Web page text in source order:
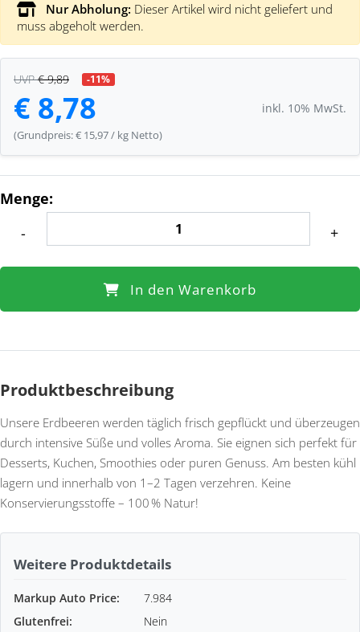
Nur Abholung: Dieser Artikel wird nicht geliefert und
muss abgeholt werden.
UVP€ 9,89 -11%
€ 8,78 inkl. 10% MwSt.
(Grundpreis: € 15,97 / kg Netto)
Menge:
-
+
In den Warenkorb
Produktbeschreibung
Unsere Erdbeeren werden täglich frisch gepflückt und überzeugen
durch intensive Süße und volles Aroma. Sie eignen sich perfekt für
Desserts, Kuchen, Smoothies oder puren Genuss. Am besten kühl
lagern und innerhalb von 1–2 Tagen verzehren. Keine
Konservierungsstoffe – 100 % Natur!
Weitere Produktdetails
Markup Auto Price:
7.984
Glutenfrei:
Nein